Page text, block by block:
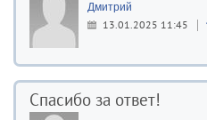
Дмитрий
13.01.2025 11:45
Спасибо за ответ!